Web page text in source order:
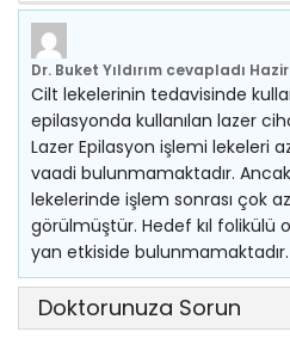
Dr. Buket Yıldırım cevapladı
Cilt lekelerinin tedavisinde
epilasyonda kullanılan lazer
Lazer Epilasyon işlemi lekeleri
vaadi bulunmamaktadır.
lekelerinde işlem sonrası çok
görülmüştür. Hedef kıl folikülü
yan etkiside bulunmamaktadır.
Doktorunuza Sorun